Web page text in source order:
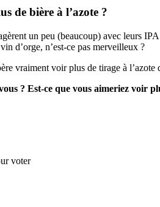
de bière à l’azote ?
un peu (beaucoup) avec leurs
d’orge, n’est-ce pas merveilleux ?
vraiment voir plus de tirage à
? Est-ce que vous aimeriez voir
voter